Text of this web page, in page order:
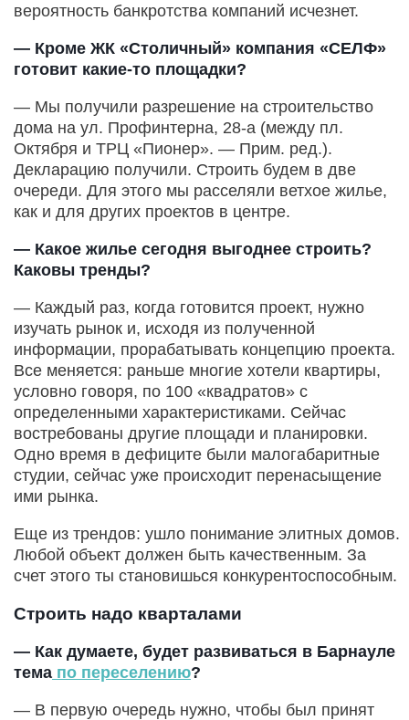
вероятность банкротства компаний исчезнет.
— Кроме ЖК «Столичный» компания «СЕЛФ»
готовит какие-то площадки?
— Мы получили разрешение на строительство
дома на ул. Профинтерна, 28-а (между пл.
Октября и ТРЦ «Пионер». — Прим. ред.).
Декларацию получили. Строить будем в две
очереди. Для этого мы расселяли ветхое жилье,
как и для других проектов в центре.
— Какое жилье сегодня выгоднее строить?
Каковы тренды?
— Каждый раз, когда готовится проект, нужно
изучать рынок и, исходя из полученной
информации, прорабатывать концепцию проекта.
Все меняется: раньше многие хотели квартиры,
условно говоря, по 100 «квадратов» с
определенными характеристиками. Сейчас
востребованы другие площади и планировки.
Одно время в дефиците были малогабаритные
студии, сейчас уже происходит перенасыщение
ими рынка.
Еще из трендов: ушло понимание элитных домов.
Любой объект должен быть качественным. За
счет этого ты становишься конкурентоспособным.
Строить надо кварталами
— Как думаете, будет развиваться в Барнауле
тема по переселению?
— В первую очередь нужно, чтобы был принят